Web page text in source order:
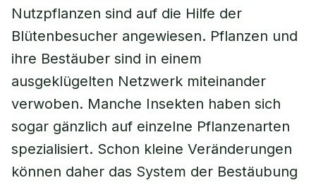
Nutzpflanzen sind auf die Hilfe der
Blütenbesucher angewiesen. Pflanzen und
ihre Bestäuber sind in einem
ausgeklügelten Netzwerk miteinander
verwoben. Manche Insekten haben sich
sogar gänzlich auf einzelne Pflanzenarten
spezialisiert. Schon kleine Veränderungen
können daher das System der Bestäubung